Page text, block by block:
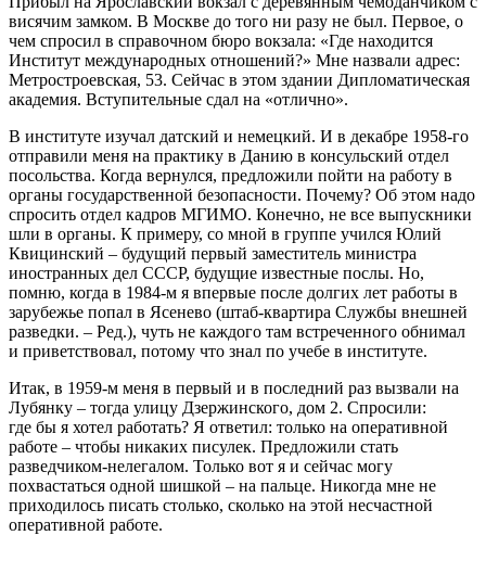
висячим замком. В Москве до того ни разу не был. Первое, о
чем спросил в справочном бюро вокзала: «Где находится
Институт международных отношений?» Мне назвали адрес:
Метростроевская, 53. Сейчас в этом здании Дипломатическая
академия. Вступительные сдал на «отлично».
В институте изучал датский и немецкий. И в декабре 1958-го
отправили меня на практику в Данию в консульский отдел
посольства. Когда вернулся, предложили пойти на работу в
органы государственной безопасности. Почему? Об этом надо
спросить отдел кадров МГИМО. Конечно, не все выпускники
шли в органы. К примеру, со мной в группе учился Юлий
Квицинский – будущий первый заместитель министра
иностранных дел СССР, будущие известные послы. Но,
помню, когда в 1984-м я впервые после долгих лет работы в
зарубежье попал в Ясенево (штаб-квартира Службы внешней
разведки. – Ред.), чуть не каждого там встреченного обнимал
и приветствовал, потому что знал по учебе в институте.
Итак, в 1959-м меня в первый и в последний раз вызвали на
Лубянку – тогда улицу Дзержинского, дом 2. Спросили:
где бы я хотел работать? Я ответил: только на оперативной
работе – чтобы никаких писулек. Предложили стать
разведчиком-нелегалом. Только вот я и сейчас могу
похвастаться одной шишкой – на пальце. Никогда мне не
приходилось писать столько, сколько на этой несчастной
оперативной работе.